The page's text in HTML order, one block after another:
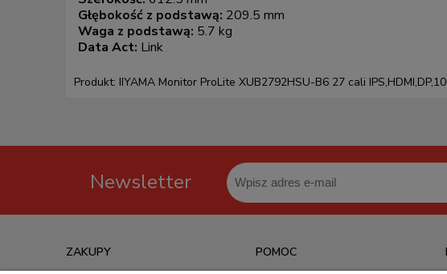
Głębokość z podstawą: 209.5 mm
Waga z podstawą: 5.7 kg
Data Act: Link
Produkt: IIYAMA Monitor ProLite XUB2792HSU-B6 27 cali
Newsletter
ZAKUPY POMOC